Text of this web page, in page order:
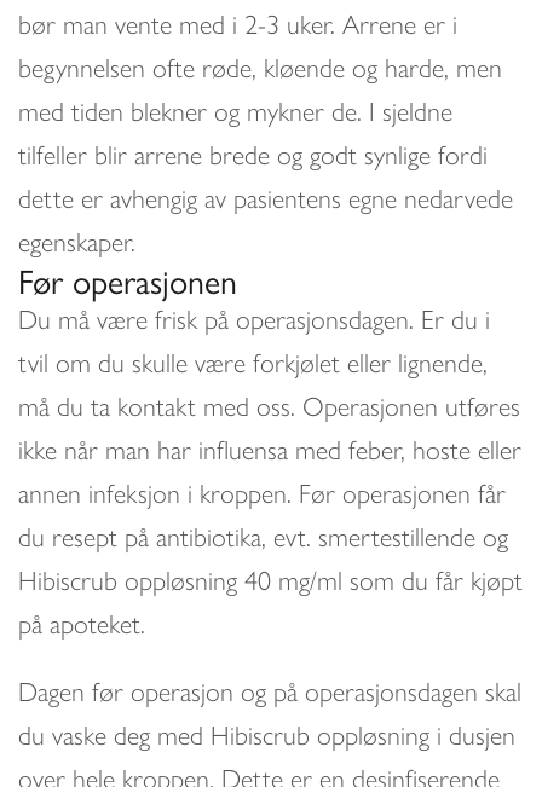
bør man vente med i 2-3 uker. Arrene er i
begynnelsen ofte røde, kløende og harde, men
med tiden blekner og mykner de. I sjeldne
tilfeller blir arrene brede og godt synlige fordi
dette er avhengig av pasientens egne nedarvede
egenskaper.
Før operasjonen
Du må være frisk på operasjonsdagen. Er du i
tvil om du skulle være forkjølet eller lignende,
må du ta kontakt med oss. Operasjonen utføres
ikke når man har influensa med feber, hoste eller
annen infeksjon i kroppen. Før operasjonen får
du resept på antibiotika, evt. smertestillende og
Hibiscrub oppløsning 40 mg/ml som du får kjøpt
på apoteket.
Dagen før operasjon og på operasjonsdagen skal
du vaske deg med Hibiscrub oppløsning i dusjen
over hele kroppen. Dette er en desinfiserende